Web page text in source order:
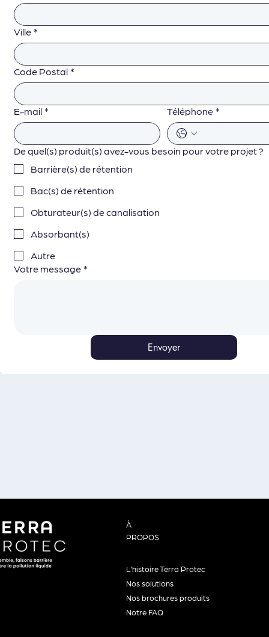
Ville *
Code Postal *
E-mail * Téléphone *
De quel(s) produit(s) avez-vous besoin pour votre projet ?
Barrière(s) de rétention
Bac(s) de rétention
Obturateur(s) de canalisation
Absorbant(s)
Autre
Votre message *
Envoyer
À
PROPOS
L'histoire Terra Protec
Nos solutions
Nos brochures produits
Notre FAQ